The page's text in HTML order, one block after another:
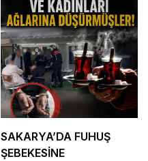
SAKARYA’DA FUHUŞ
ŞEBEKESİNE